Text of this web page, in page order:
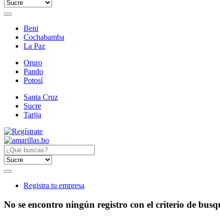
Beni
Cochabamba
La Paz
Oruro
Pando
Potosí
Santa Cruz
Sucre
Tarija
Registra tu empresa
No se encontro ningún registro con el criterio de